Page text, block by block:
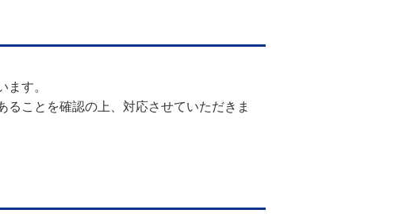
す。
ことを確認の上、対応させていただきま